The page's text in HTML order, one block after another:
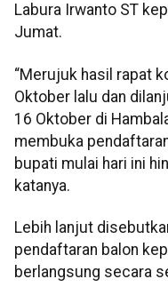
Labura Irwanto ST
Jumat.
“Merujuk hasil rapat
Oktober lalu dan
16 Oktober di
membuka
bupati mulai hari ini
katanya.
Lebih lanjut
pendaftaran balon
berlangsung secara